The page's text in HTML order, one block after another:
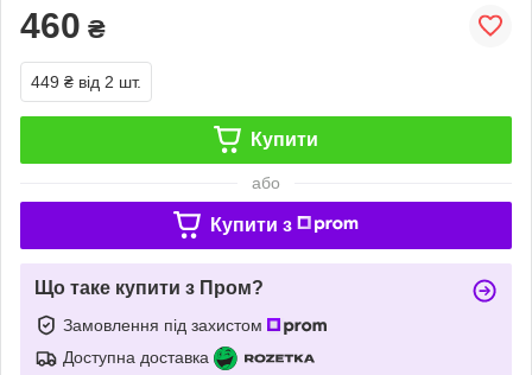
460 ₴
449 ₴ від 2 шт.
Купити
або
Купити з
Що таке купити з Пром?
Замовлення під захистом
Доступна доставка